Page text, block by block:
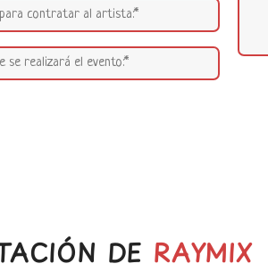
DE RAYMIX